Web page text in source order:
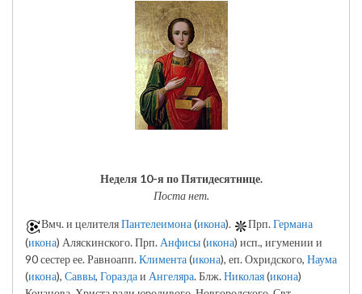
Неделя 10-я по Пятидесятнице.
Поста нет.
Вмч. и целителяПантелеимона(икона). Прп.Германа
(икона) Аляскинского. Прп.Анфисы(икона) исп., игумении и
90 сестер ее. Равноапп.Климента(икона), еп. Охридского, Наума
(икона), Саввы, Гораздаи Ангеляра. Блж.Николая(икона)